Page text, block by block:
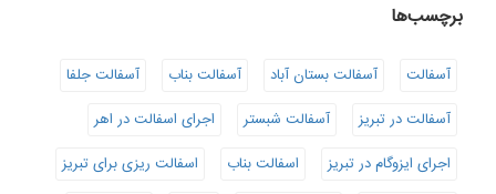
برچسب‌ها
آسفالت آسفالت بستان آباد آسفالت بناب
آسفالت جلفا
آسفالت در تبریز
آسفالت شبستر
اجرای اسفالت در اهر
اجرای ایزوگام در تبریز
اسفالت بناب
اسفالت ریزی برای تبریز